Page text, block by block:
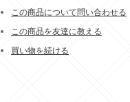
この商品について問い合わせる
この商品を友達に教える
買い物を続ける